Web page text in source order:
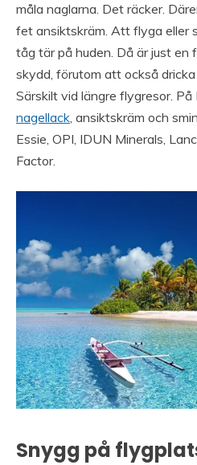
måla naglarna. Det räcker.
fet ansiktskräm. Att flyga eller
tåg tär på huden. Då är just en
skydd, förutom att också
Särskilt vid längre flygresor.
nagellack, ansiktskräm och
Essie, OPI, IDUN Minerals,
Factor.
Snygg på